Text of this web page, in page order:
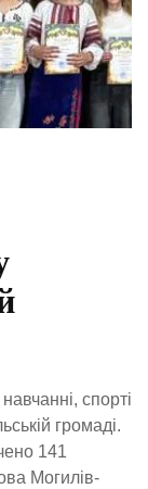
спорті
громаді.
141
Могилів-